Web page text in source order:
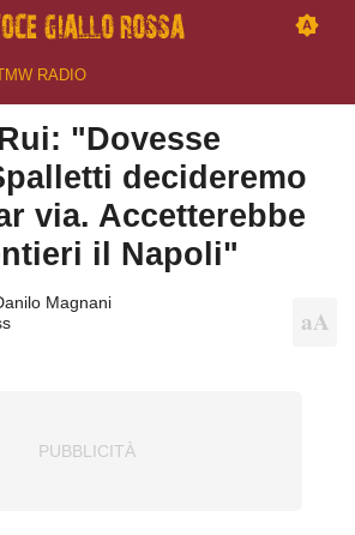
RADIO
"Dovesse
decideremo
via. Accetterebbe
il Napoli"
Magnani